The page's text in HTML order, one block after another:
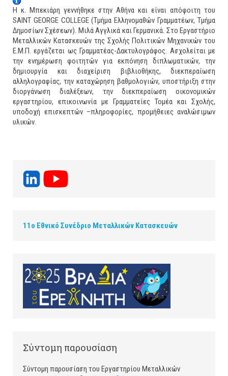
Η κ. Μπεκιάρη γεννήθηκε στην Αθήνα και είναι απόφοιτη του
SAINT GEORGE COLLEGE (Τμήμα Ελληνομαθών Γραμματέων, Τμήμα
Δημοσίων Σχέσεων). Μιλά Αγγλικά και Γερμανικά. Στο Εργαστήριο
Μεταλλικών Κατασκευών της Σχολής Πολιτικών Μηχανικών του
Ε.Μ.Π. εργάζεται ως Γραμματέας-Δακτυλογράφος. Ασχολείται με
την ενημέρωση φοιτητών για εκπόνηση διπλωματικών, την
δημιουργία και διαχείριση βιβλιοθήκης, διεκπεραίωση
αλληλογραφίας, την καταχώρηση βαθμολογιών, υποστήριξη στην
διοργάνωση διαλέξεων, την διεκπεραίωση οικονομικών
εργαστηρίου, επικοινωνία με Γραμματείες Τομέα και Σχολής,
υποδοχή επισκεπτών –πληροφορίες, προμήθειες αναλώσιμων
υλικών.
11ο Εθνικό Συνέδριο Μεταλλικών Κατασκευών
Σύντομη παρουσίαση
Σύντομη παρουσίαση του Εργαστηρίου Μεταλλικών